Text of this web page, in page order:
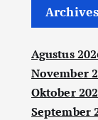
Archives
Agustus
November
Oktober
September